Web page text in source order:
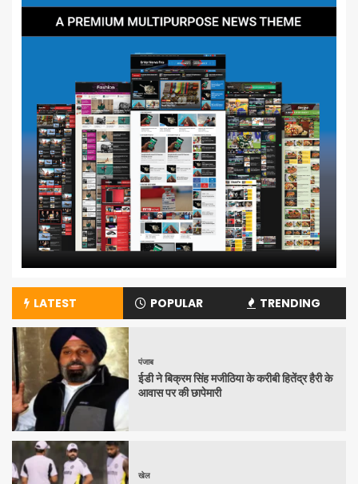
LATEST POPULAR TRENDING
पंजाब
ईडी ने बिक्रम सिंह मजीठिया के करीबी हितेंद्र हैरी के
आवास पर की छापेमारी
खेल